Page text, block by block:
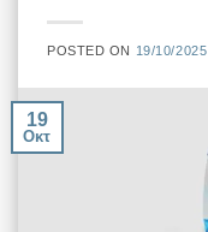
POSTED ON 19/10/2025
19
Οκτ